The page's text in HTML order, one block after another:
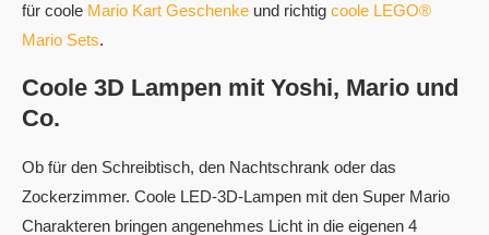
für coole Mario Kart Geschenke und richtig coole LEGO®
Mario Sets.
Coole 3D Lampen mit Yoshi, Mario und
Co.
Ob für den Schreibtisch, den Nachtschrank oder das
Zockerzimmer. Coole LED-3D-Lampen mit den Super Mario
Charakteren bringen angenehmes Licht in die eigenen 4